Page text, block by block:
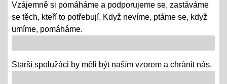
08.10.2018
- vědomostní a výtvarné soutěže
- školní rozhlasové vysílání
Vzájemně si pomáháme a podporujeme se, zastáváme
se těch, kteří to potřebují. Když nevíme, ptáme se, když
umíme, pomáháme.
Starší spolužáci by měli být naším vzorem a chránit nás.